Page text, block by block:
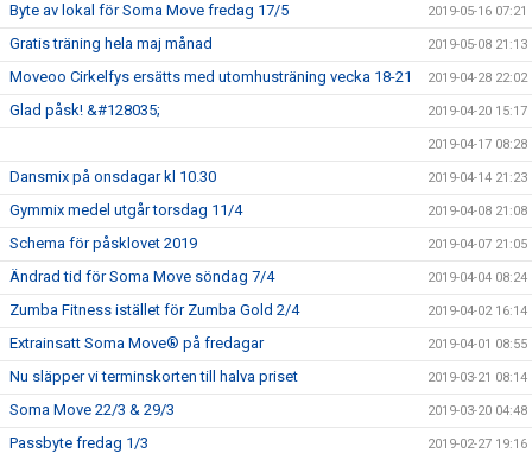
Byte av lokal för Soma Move fredag 17/5 2019-05-16 07:21
Gratis träning hela maj månad 2019-05-08 21:13
Moveoo Cirkelfys ersätts med utomhusträning vecka 18-21 2019-04-28 22:02
Glad påsk! &#128035; 2019-04-20 15:17
2019-04-17 08:28
Dansmix på onsdagar kl 10.30 2019-04-14 21:23
Gymmix medel utgår torsdag 11/4 2019-04-08 21:08
Schema för påsklovet 2019 2019-04-07 21:05
Ändrad tid för Soma Move söndag 7/4 2019-04-04 08:24
Zumba Fitness istället för Zumba Gold 2/4 2019-04-02 16:14
Extrainsatt Soma Move® på fredagar 2019-04-01 08:55
Nu släpper vi terminskorten till halva priset 2019-03-21 08:14
Soma Move 22/3 & 29/3 2019-03-20 04:48
Passbyte fredag 1/3 2019-02-27 19:16